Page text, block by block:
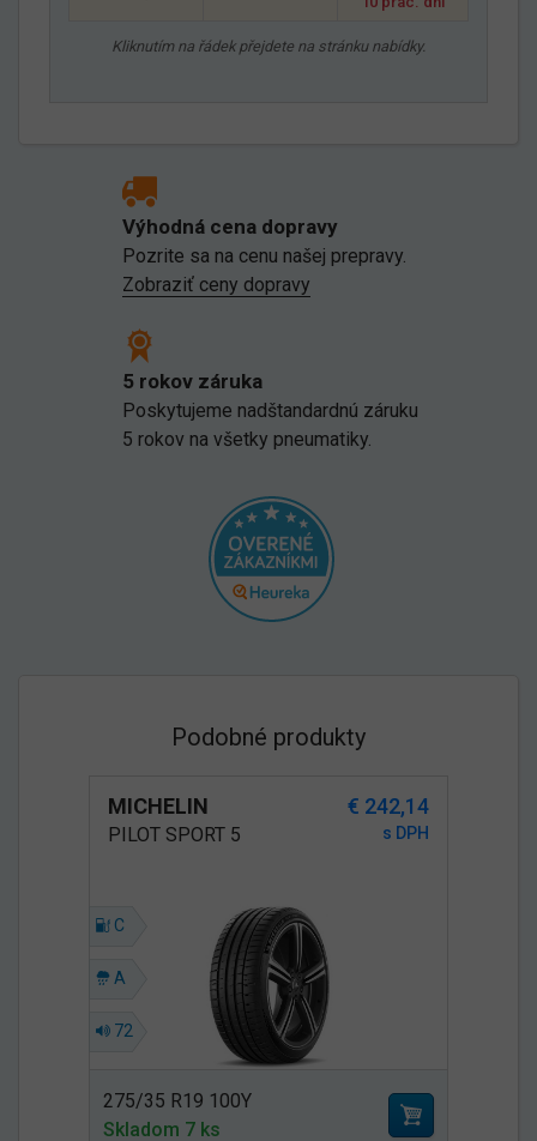
Kliknutím na řádek přejdete na stránku nabídky.
Výhodná cena dopravy
Pozrite sa na cenu našej prepravy.
Zobraziť ceny dopravy
5 rokov záruka
Poskytujeme nadštandardnú záruku
5 rokov na všetky pneumatiky.
Podobné produkty
MICHELIN € 242,14
PILOT SPORT 5 s DPH
C
A
72
275/35 R19 100Y
Skladom 7 ks